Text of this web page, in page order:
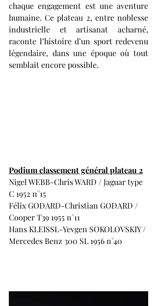
chaque engagement est une aventure
humaine. Ce plateau 2, entre noblesse
industrielle et artisanat acharné,
raconte l’histoire d’un sport redevenu
légendaire, dans une époque où tout
semblait encore possible.
Podium classement général plateau 2
Nigel WEBB-Chris WARD / Jaguar type
C 1952 n°15
Félix GODARD-Christian GODARD /
Cooper T39 1955 n°11
Hans KLEISSL-Yevgen SOKOLOVSKIY /
Mercedes Benz 300 SL 1956 n°40